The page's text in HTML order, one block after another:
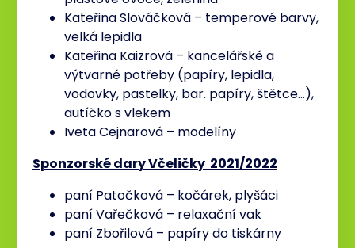
Kateřina Slováčková – temperové barvy,
velká lepidla
Kateřina Kaizrová – kancelářské a
výtvarné potřeby (papíry, lepidla,
vodovky, pastelky, bar. papíry, štětce…),
autíčko s vlekem
Iveta Cejnarová – modelíny
Sponzorské dary Včeličky 2021/2022
paní Patočková – kočárek, plyšáci
paní Vařečková – relaxační vak
paní Zbořilová – papíry do tiskárny